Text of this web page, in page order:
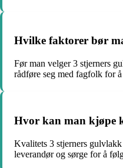
Hvilke faktorer bør
Før man velger 3 stjerners
rådføre seg med fagfolk for
Hvor kan man kjøpe
Kvalitets 3 stjerners
leverandør og sørge for å